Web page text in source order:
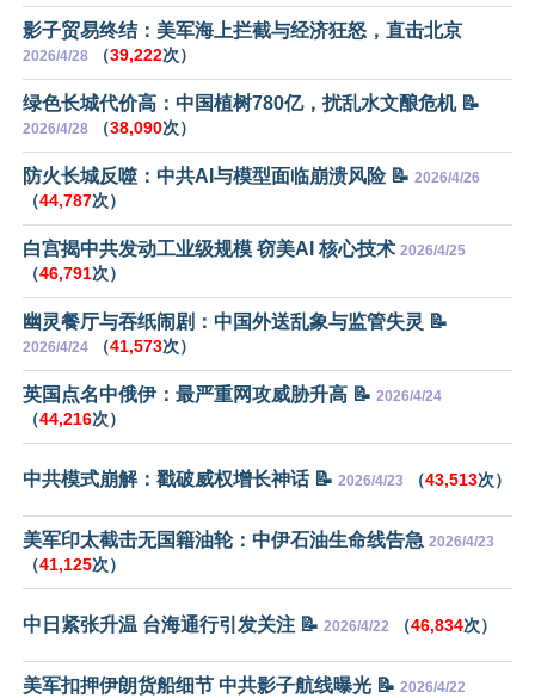
影子贸易终结：美军海上拦截与经济狂怒，直击北京
2026/4/28 （39,222次）
绿色长城代价高：中国植树780亿，扰乱水文酿危机 📝
2026/4/28 （38,090次）
防火长城反噬：中共AI与模型面临崩溃风险 📝 2026/4/26
（44,787次）
白宫揭中共发动工业级规模 窃美AI 核心技术 2026/4/25
（46,791次）
幽灵餐厅与吞纸闹剧：中国外送乱象与监管失灵 📝
2026/4/24 （41,573次）
英国点名中俄伊：最严重网攻威胁升高 📝 2026/4/24
（44,216次）
中共模式崩解：戳破威权增长神话 📝 2026/4/23 （43,513次）
美军印太截击无国籍油轮：中伊石油生命线告急 2026/4/23
（41,125次）
中日紧张升温 台海通行引发关注 📝 2026/4/22 （46,834次）
美军扣押伊朗货船细节 中共影子航线曝光 📝 2026/4/22